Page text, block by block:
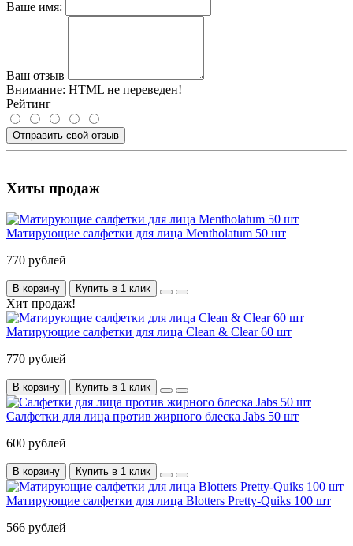
Ваше имя:
Ваш отзыв
Внимание: HTML не переведен!
Рейтинг
Отправить свой отзыв
Хиты продаж
Матирующие салфетки для лица Mentholatum 50 шт
770 рублей
В корзину Купить в 1 клик
Хит продаж!
Матирующие салфетки для лица Clean & Clear 60 шт
770 рублей
В корзину Купить в 1 клик
Салфетки для лица против жирного блеска Jabs 50 шт
600 рублей
В корзину Купить в 1 клик
Матирующие салфетки для лица Blotters Pretty-Quiks 100 шт
566 рублей